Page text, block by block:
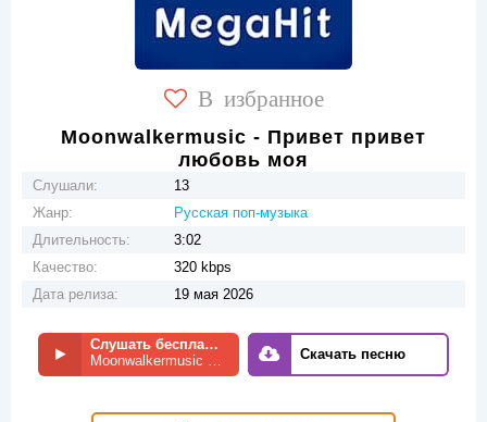
В избранное
Moonwalkermusic - Привет привет
любовь моя
Слушали:
13
Жанр:
Русская поп-музыка
Длительность:
3:02
Качество:
320 kbps
Дата релиза:
19 мая 2026
Слушать бесплатно
Moonwalkermusic - Привет привет любовь моя
Скачать песню